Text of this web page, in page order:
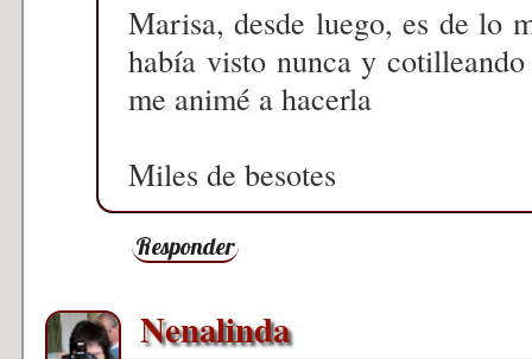
Marisa, desde luego, es de lo
había visto nunca y
me animé a hacerla
Miles de besotes
Responder
Nenalinda